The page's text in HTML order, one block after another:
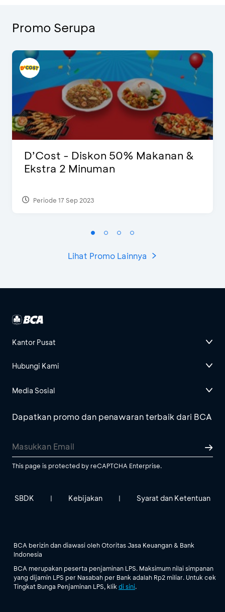
Promo Serupa
D’Cost - Diskon 50% Makanan &
Ekstra 2 Minuman
Periode 17 Sep 2023
Lihat Promo Lainnya
Kantor Pusat
Hubungi Kami
Media Sosial
Dapatkan promo dan penawaran terbaik dari BCA
This page is protected by reCAPTCHA Enterprise.
SBDK | Kebijakan | Syarat dan Ketentuan
BCA berizin dan diawasi oleh Otoritas Jasa Keuangan & Bank
Indonesia
BCA merupakan peserta penjaminan LPS. Maksimum nilai simpanan
yang dijamin LPS per Nasabah per Bank adalah Rp2 miliar. Untuk cek
Tingkat Bunga Penjaminan LPS, klik di sini.